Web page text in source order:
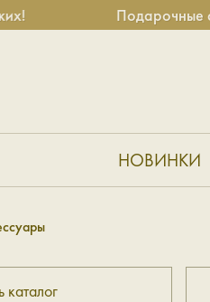
Подарочные
НОВИНКИ
каталог